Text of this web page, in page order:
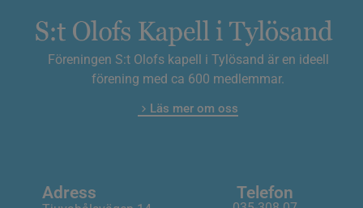
Föreningen S:t Olofs kapell i Tylösand är en ideell
förening med ca 600 medlemmar.
Läs mer om oss
Adress Telefon